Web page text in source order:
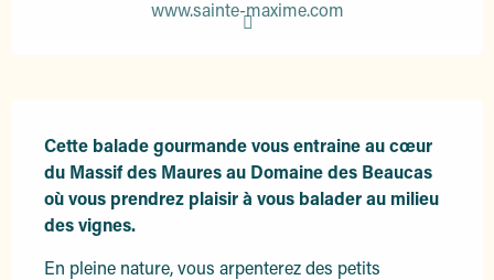
www.sainte-maxime.com
Cette balade gourmande vous entraine au cœur
du Massif des Maures au Domaine des Beaucas
où vous prendrez plaisir à vous balader au milieu
des vignes.
En pleine nature, vous arpenterez des petits